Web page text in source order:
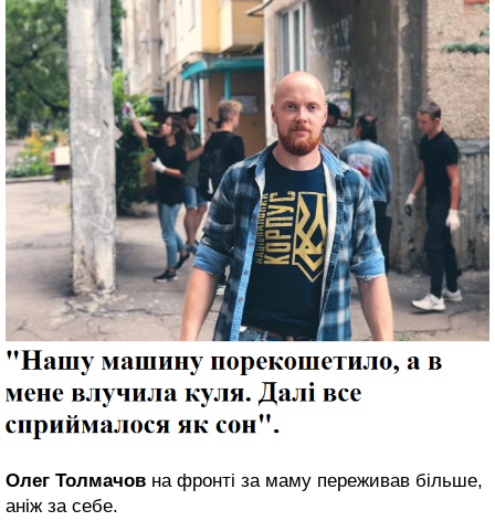
Олег Толмачов на фронті за маму переживав більше,
аніж за себе.